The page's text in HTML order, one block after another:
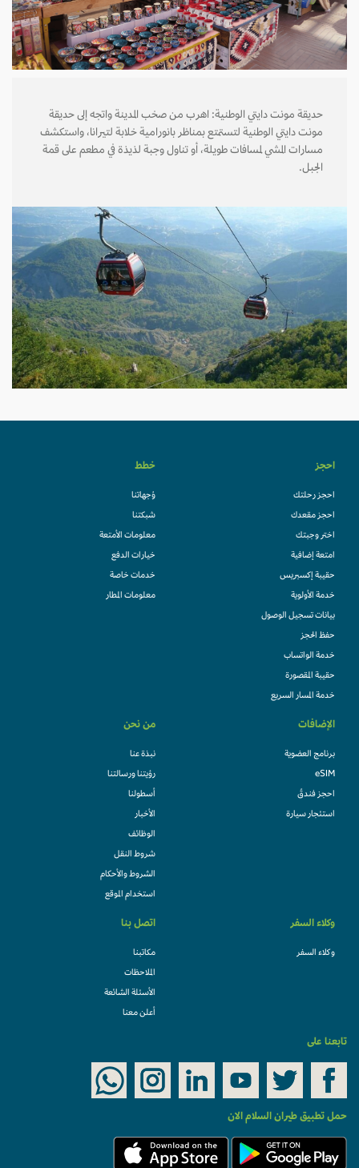
حديقة مونت دايتي الوطنية: اهرب من صخب المدينة واتجه إلى حديقة
مونت دايتي الوطنية لتستمتع بمناظر بانورامية خلابة لتيرانا، واستكشف
مسارات المشي لمسافات طويلة، أو تناول وجبة لذيذة في مطعم على قمة
الجبل.
احجز
احجز رحلتك
احجز مقعدك
اختر وجبتك
امتعة إضافية
حقيبة إكسبريس
خدمة الأولوية
بيانات تسجيل الوصول
حفظ الحجز
خدمة الواتساب
حقيبة المقصورة
خدمة المسار السريع
خطط
وُجهاتنا
شبكتنا
معلومات الأمتعة
خيارات الدفع
خدمات خاصة
معلومات المطار
الإضافات
برنامج العضوية
eSIM
احجز فندقً
استئجار سيارة
من نحن
نبذة عنا
رؤيتنا ورسالتنا
أسطولنا
الأخبار
الوظائف
شروط النقل
الشروط والأحكام
استخدام الموقع
وكلاء السفر
وكلاء السفر
اتصل بنا
مكاتبنا
الملاحظات
الأسئلة الشائعة
أعلن معنا
تابعنا على
حمل تطبيق طيران السلام الان